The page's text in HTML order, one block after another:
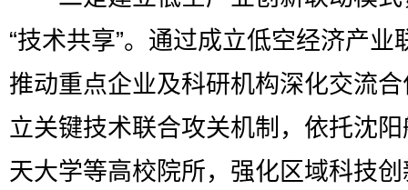
“技术共享”。通过成立低空经济产业
推动重点企业及科研机构深化交流
立关键技术联合攻关机制，依托沈
天大学等高校院所，强化区域科技